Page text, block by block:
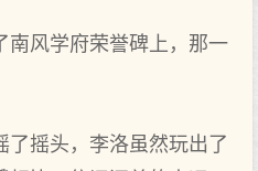
南风学府荣誉碑上，那一
了摇头，李洛虽然玩出了